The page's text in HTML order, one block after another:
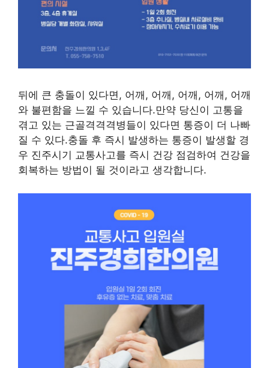
뒤에 큰 충돌이 있다면, 어깨, 어깨, 어깨, 어깨, 어깨
와 불편함을 느낄 수 있습니다.만약 당신이 고통을
겪고 있는 근골격격격병들이 있다면 통증이 더 나빠
질 수 있다.충돌 후 즉시 발생하는 통증이 발생할 경
우 진주시기 교통사고를 즉시 건강 점검하여 건강을
회복하는 방법이 될 것이라고 생각합니다.